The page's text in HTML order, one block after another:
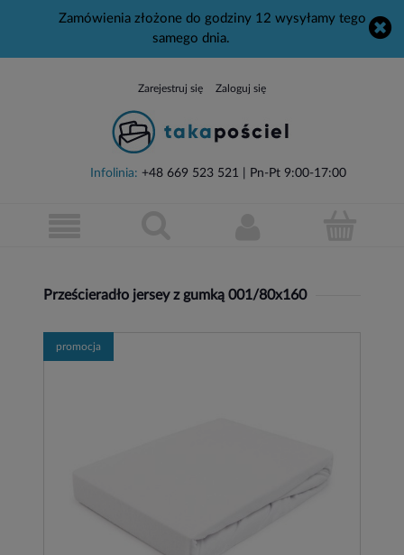
Zamówienia złożone do godziny 12 wysyłamy tego
samego dnia.
Zarejestruj się Zaloguj się
Infolinia: +48 669 523 521 | Pn-Pt 9:00-17:00
Prześcieradło jersey z gumką 001/80x160
promocja